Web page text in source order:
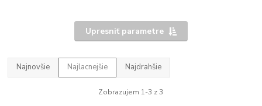
Upresniť parametre
Najnovšie Najlacnejšie Najdrahšie
Zobrazujem 1-3 z 3